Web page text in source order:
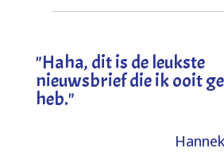
"Haha, dit is de leukste
nieuwsbrief die ik ooit
heb."